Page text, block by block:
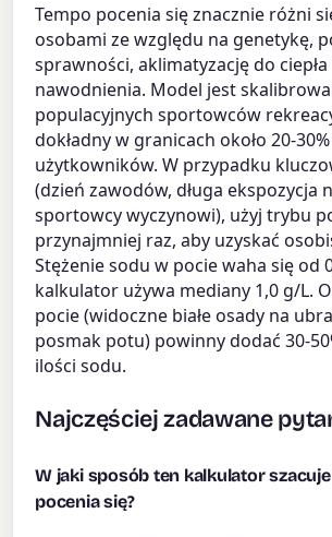
Tempo pocenia się znacznie różni
osobami ze względu na genetykę,
sprawności, aklimatyzację do
nawodnienia. Model jest
populacyjnych sportowców
dokładny w granicach około 20-
użytkowników. W przypadku
(dzień zawodów, długa ekspozycja
sportowcy wyczynowi), użyj trybu
przynajmniej raz, aby uzyskać
Stężenie sodu w pocie waha się od
kalkulator używa mediany 1,0 g/L.
pocie (widoczne białe osady na
posmak potu) powinny dodać 30-
ilości sodu.
Najczęściej zadawane
W jaki sposób ten kalkulator
pocenia się?